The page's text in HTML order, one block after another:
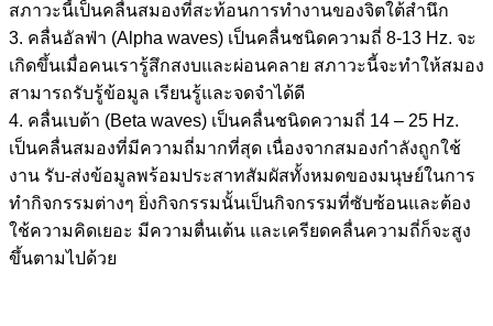
สภาวะนี้เป็นคลื่นสมองที่สะท้อนการทำงานของจิตใต้สำนึก
3. คลื่นอัลฟ่า (Alpha waves) เป็นคลื่นชนิดความถี่ 8-13 Hz. จะ
เกิดขึ้นเมื่อคนเรารู้สึกสงบและผ่อนคลาย สภาวะนี้จะทำให้สมอง
สามารถรับรู้ข้อมูล เรียนรู้และจดจำได้ดี
4. คลื่นเบต้า (Beta waves) เป็นคลื่นชนิดความถี่ 14 – 25 Hz.
เป็นคลื่นสมองที่มีความถี่มากที่สุด เนื่องจากสมองกำลังถูกใช้
งาน รับ-ส่งข้อมูลพร้อมประสาทสัมผัสทั้งหมดของมนุษย์ในการ
ทำกิจกรรมต่างๆ ยิ่งกิจกรรมนั้นเป็นกิจกรรมที่ซับซ้อนและต้อง
ใช้ความคิดเยอะ มีความตื่นเต้น และเครียดคลื่นความถี่ก็จะสูง
ขึ้นตามไปด้วย